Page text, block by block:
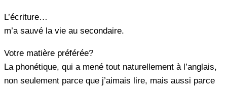
L’écriture…
m’a sauvé la vie au secondaire.
Votre matière préférée?
La phonétique, qui a mené tout naturellement à l’anglais,
non seulement parce que j’aimais lire, mais aussi parce